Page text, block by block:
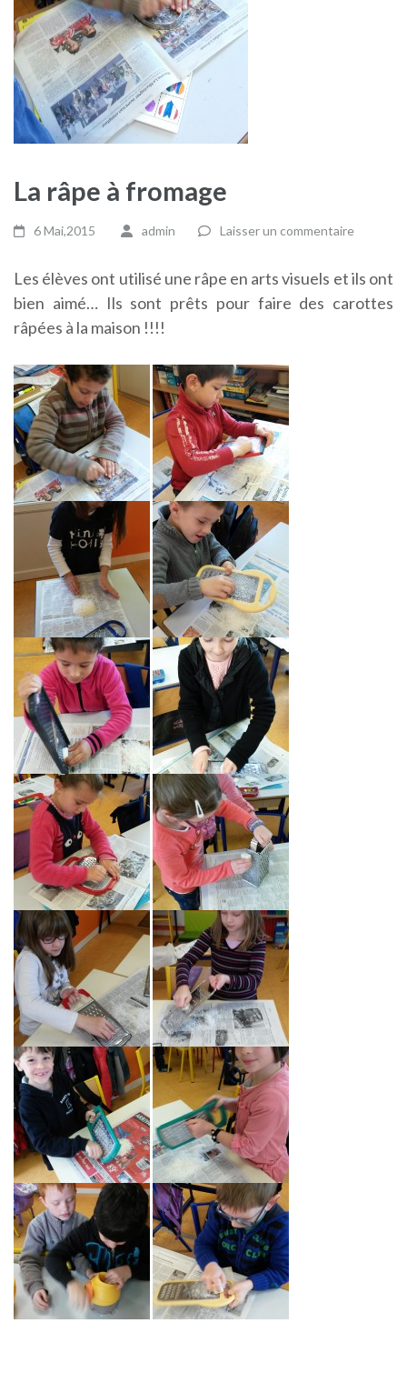
La râpe à fromage
6 Mai,2015 admin Laisser un commentaire
Les élèves ont utilisé une râpe en arts visuels et ils ont
bien aimé… Ils sont prêts pour faire des carottes
râpées à la maison !!!!